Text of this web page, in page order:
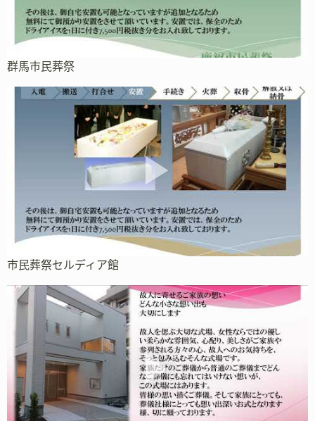
群馬市民葬祭
市民葬祭セルディア館